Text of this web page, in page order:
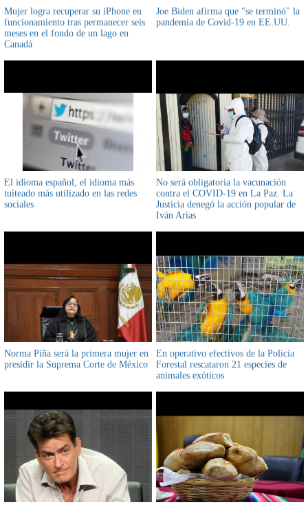
Mujer logra recuperar su iPhone en
funcionamiento tras permanecer seis
meses en el fondo de un lago en
Canadá
Joe Biden afirma que "se terminó" la
pandemia de Covid-19 en EE.UU.
El idioma español, el idioma más
tuiteado más utilizado en las redes
sociales
No será obligatoria la vacunación
contra el COVID-19 en La Paz. La
Justicia denegó la acción popular de
Iván Arias
Norma Piña será la primera mujer en
presidir la Suprema Corte de México
En operativo efectivos de la Policía
Forestal rescataron 21 especies de
animales exóticos